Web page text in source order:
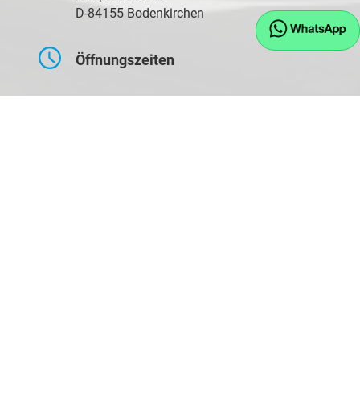
D-84155 Bodenkirchen
Öffnungszeiten